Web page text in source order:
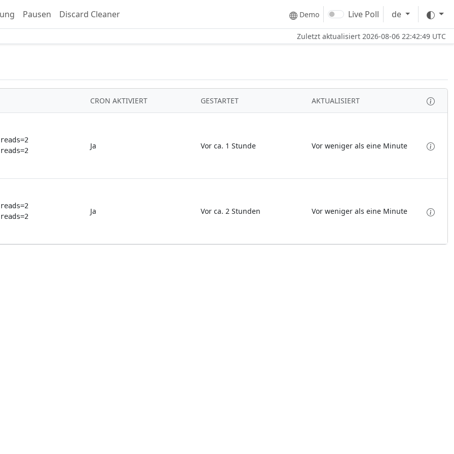
Pausen Discard Cleaner Demo Live Poll de
Zuletzt aktualisiert 2026-08-06 22:42:49 UTC
CRON AKTIVIERT GESTARTET
AKTUALISIERT
Prüfen
Ja Vor ca. 1 Stunde
Vor weniger als eine Minute
Ja Vor ca. 2 Stunden
Vor weniger als eine Minute